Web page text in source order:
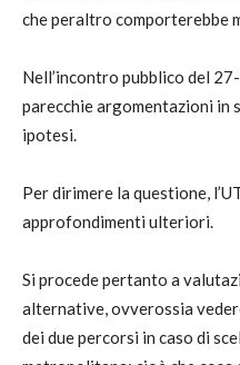
che peraltro comporterebbe
Nell’incontro pubblico del
parecchie argomentazioni in
ipotesi.
Per dirimere la questione,
approfondimenti ulteriori.
Si procede pertanto a
alternative, ovverossia
dei due percorsi in caso di